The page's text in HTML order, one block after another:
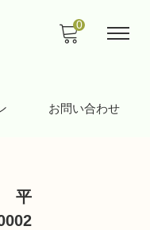
お問い合わせ
0
平